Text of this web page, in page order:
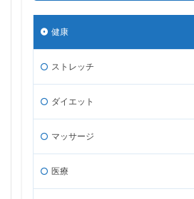
健康
ストレッチ
ダイエット
マッサージ
医療